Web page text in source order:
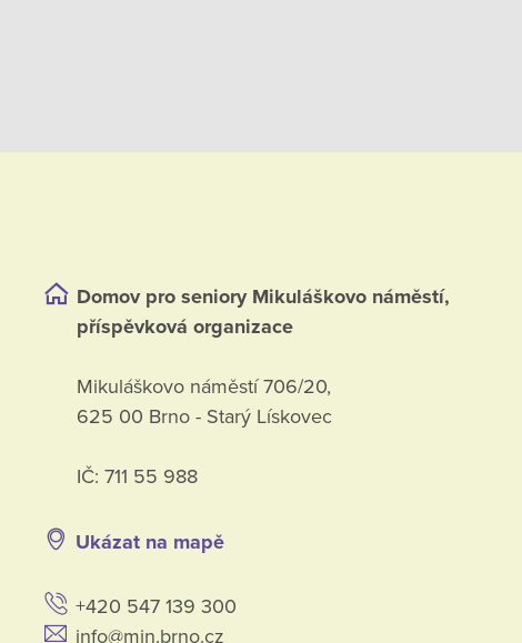
Domov pro seniory Mikuláškovo náměstí,
příspěvková organizace
Mikuláškovo náměstí 706/20,
625 00 Brno - Starý Lískovec
IČ: 711 55 988
Ukázat na mapě
+420 547 139 300
info@min.brno.cz